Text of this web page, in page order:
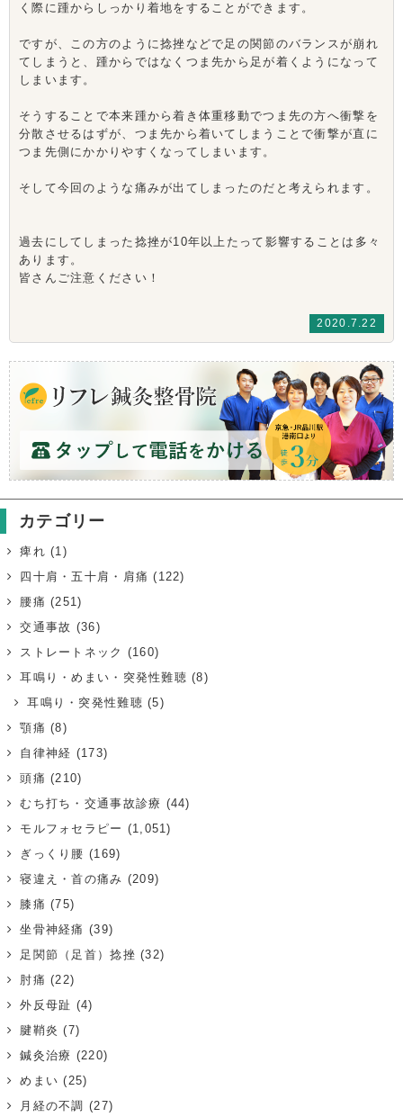
く際に踵からしっかり着地をすることができます。
ですが、この方のように捻挫などで足の関節のバランスが崩れ
てしまうと、踵からではなくつま先から足が着くようになって
しまいます。
そうすることで本来踵から着き体重移動でつま先の方へ衝撃を
分散させるはずが、つま先から着いてしまうことで衝撃が直に
つま先側にかかりやすくなってしまいます。
そして今回のような痛みが出てしまったのだと考えられます。
過去にしてしまった捻挫が10年以上たって影響することは多々
あります。
皆さんご注意ください！
2020.7.22
カテゴリー
痺れ (1)
四十肩・五十肩・肩痛 (122)
腰痛 (251)
交通事故 (36)
ストレートネック (160)
耳鳴り・めまい・突発性難聴 (8)
耳鳴り・突発性難聴 (5)
顎痛 (8)
自律神経 (173)
頭痛 (210)
むち打ち・交通事故診療 (44)
モルフォセラピー (1,051)
ぎっくり腰 (169)
寝違え・首の痛み (209)
膝痛 (75)
坐骨神経痛 (39)
足関節（足首）捻挫 (32)
肘痛 (22)
外反母趾 (4)
腱鞘炎 (7)
鍼灸治療 (220)
めまい (25)
月経の不調 (27)